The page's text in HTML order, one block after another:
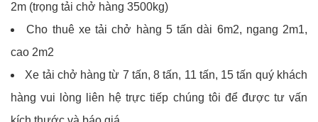
2m (trọng tải chở hàng 3500kg)
Cho thuê xe tải chở hàng 5 tấn dài 6m2, ngang 2m1,
cao 2m2
Xe tải chở hàng từ 7 tấn, 8 tấn, 11 tấn, 15 tấn quý khách
hàng vui lòng liên hệ trực tiếp chúng tôi để được tư vấn